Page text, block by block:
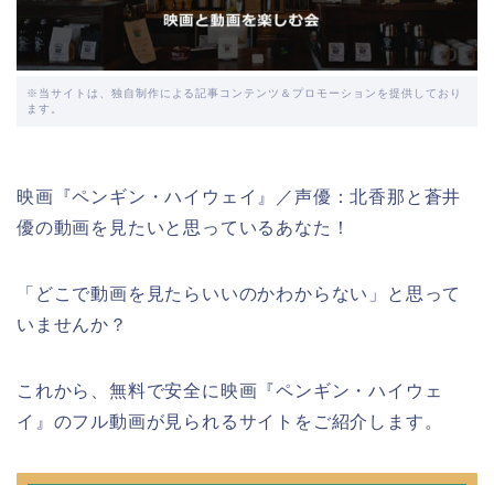
※当サイトは、独自制作による記事コンテンツ＆プロモーションを提供しており
ます。
映画『ペンギン・ハイウェイ』／声優：北香那と蒼井
優の動画を見たいと思っているあなた！
「どこで動画を見たらいいのかわからない」と思って
いませんか？
これから、無料で安全に映画『ペンギン・ハイウェ
イ』のフル動画が見られるサイトをご紹介します。